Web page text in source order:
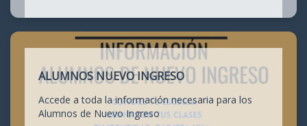
ALUMNOS NUEVO INGRESO
Accede a toda la información necesaria para los
Alumnos de Nuevo Ingreso